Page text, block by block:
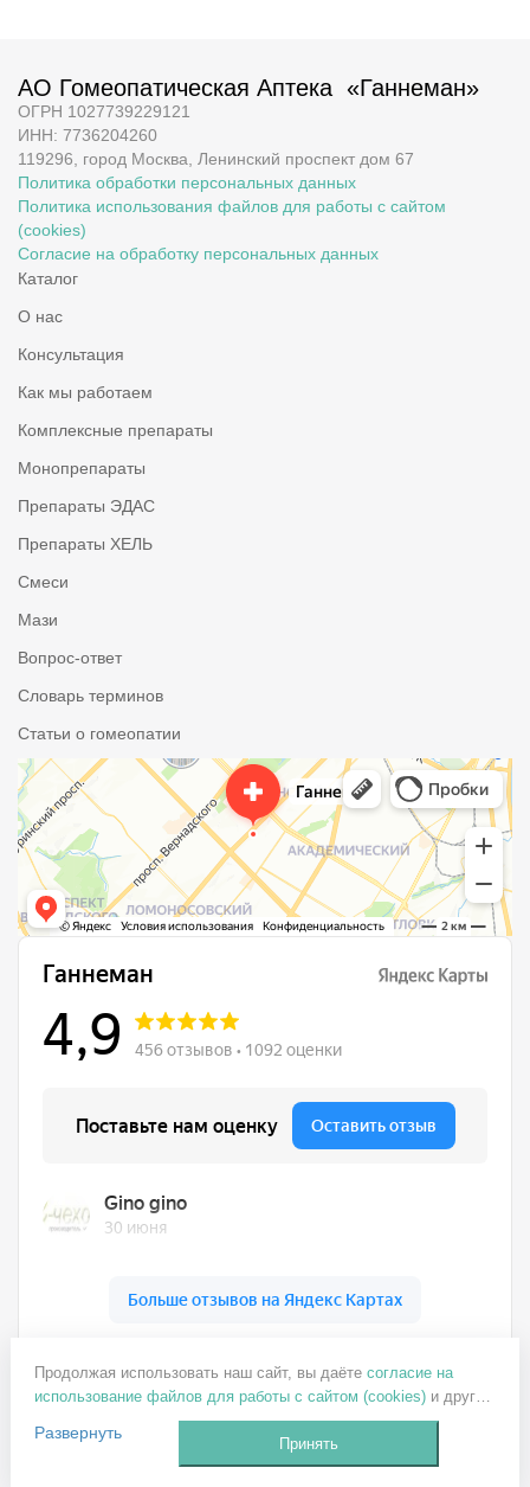
АО Гомеопатическая Аптека «Ганнеман»
ОГРН 1027739229121
ИНН: 7736204260
119296, город Москва, Ленинский проспект дом 67
Политика обработки персональных данных
Политика использования файлов для работы с сайтом
(cookies)
Согласие на обработку персональных данных
Каталог
О нас
Консультация
Как мы работаем
Комплексные препараты
Монопрепараты
Препараты ЭДАС
Препараты ХЕЛЬ
Смеси
Мази
Вопрос-ответ
Словарь терминов
Статьи о гомеопатии
+7 499 137-77-82
ganneman@mail.ru
Заказать звонок
Продолжая использовать наш сайт, вы даёте согласие на
использование файлов для работы с сайтом (cookies)и других
пользовательских данных (включая IP-адрес, сведения о
местоположении, устройстве, действиях на сайте и т. п.) для
функционирования сайта, проведения статистических
Развернуть
Принять